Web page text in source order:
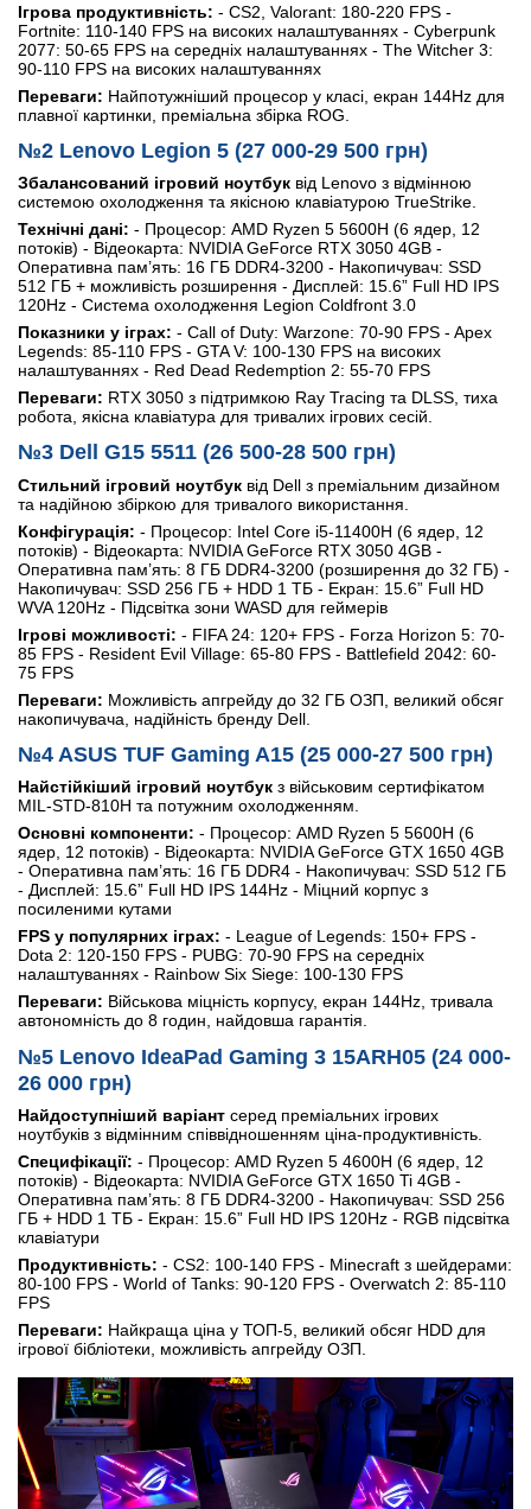
Ігрова продуктивність: - CS2, Valorant: 180-220 FPS -
Fortnite: 110-140 FPS на високих налаштуваннях - Cyberpunk
2077: 50-65 FPS на середніх налаштуваннях - The Witcher 3:
90-110 FPS на високих налаштуваннях
Переваги: Найпотужніший процесор у класі, екран 144Hz для
плавної картинки, преміальна збірка ROG.
№2 Lenovo Legion 5 (27 000-29 500 грн)
Збалансований ігровий ноутбук від Lenovo з відмінною
системою охолодження та якісною клавіатурою TrueStrike.
Технічні дані: - Процесор: AMD Ryzen 5 5600H (6 ядер, 12
потоків) - Відеокарта: NVIDIA GeForce RTX 3050 4GB -
Оперативна пам’ять: 16 ГБ DDR4-3200 - Накопичувач: SSD
512 ГБ + можливість розширення - Дисплей: 15.6” Full HD IPS
120Hz - Система охолодження Legion Coldfront 3.0
Показники у іграх: - Call of Duty: Warzone: 70-90 FPS - Apex
Legends: 85-110 FPS - GTA V: 100-130 FPS на високих
налаштуваннях - Red Dead Redemption 2: 55-70 FPS
Переваги: RTX 3050 з підтримкою Ray Tracing та DLSS, тиха
робота, якісна клавіатура для тривалих ігрових сесій.
№3 Dell G15 5511 (26 500-28 500 грн)
Стильний ігровий ноутбук від Dell з преміальним дизайном
та надійною збіркою для тривалого використання.
Конфігурація: - Процесор: Intel Core i5-11400H (6 ядер, 12
потоків) - Відеокарта: NVIDIA GeForce RTX 3050 4GB -
Оперативна пам’ять: 8 ГБ DDR4-3200 (розширення до 32 ГБ) -
Накопичувач: SSD 256 ГБ + HDD 1 ТБ - Екран: 15.6” Full HD
WVA 120Hz - Підсвітка зони WASD для геймерів
Ігрові можливості: - FIFA 24: 120+ FPS - Forza Horizon 5: 70-
85 FPS - Resident Evil Village: 65-80 FPS - Battlefield 2042: 60-
75 FPS
Переваги: Можливість апгрейду до 32 ГБ ОЗП, великий обсяг
накопичувача, надійність бренду Dell.
№4 ASUS TUF Gaming A15 (25 000-27 500 грн)
Найстійкіший ігровий ноутбук з військовим сертифікатом
MIL-STD-810H та потужним охолодженням.
Основні компоненти: - Процесор: AMD Ryzen 5 5600H (6
ядер, 12 потоків) - Відеокарта: NVIDIA GeForce GTX 1650 4GB
- Оперативна пам’ять: 16 ГБ DDR4 - Накопичувач: SSD 512 ГБ
- Дисплей: 15.6” Full HD IPS 144Hz - Міцний корпус з
посиленими кутами
FPS у популярних іграх: - League of Legends: 150+ FPS -
Dota 2: 120-150 FPS - PUBG: 70-90 FPS на середніх
налаштуваннях - Rainbow Six Siege: 100-130 FPS
Переваги: Військова міцність корпусу, екран 144Hz, тривала
автономність до 8 годин, найдовша гарантія.
№5 Lenovo IdeaPad Gaming 3 15ARH05 (24 000-
26 000 грн)
Найдоступніший варіант серед преміальних ігрових
ноутбуків з відмінним співвідношенням ціна-продуктивність.
Специфікації: - Процесор: AMD Ryzen 5 4600H (6 ядер, 12
потоків) - Відеокарта: NVIDIA GeForce GTX 1650 Ti 4GB -
Оперативна пам’ять: 8 ГБ DDR4-3200 - Накопичувач: SSD 256
ГБ + HDD 1 ТБ - Екран: 15.6” Full HD IPS 120Hz - RGB підсвітка
клавіатури
Продуктивність: - CS2: 100-140 FPS - Minecraft з шейдерами:
80-100 FPS - World of Tanks: 90-120 FPS - Overwatch 2: 85-110
FPS
Переваги: Найкраща ціна у ТОП-5, великий обсяг HDD для
ігрової бібліотеки, можливість апгрейду ОЗП.